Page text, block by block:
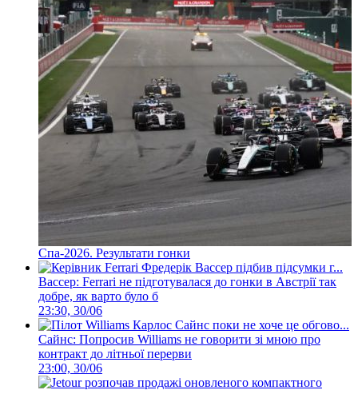
Спа-2026. Результати гонки
Вассер: Ferrari не підготувалася до гонки в Австрії так
добре, як варто було б
23:30, 30/06
Сайнс: Попросив Williams не говорити зі мною про
контракт до літньої перерви
23:00, 30/06